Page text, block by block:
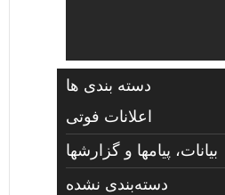
دسته بندی ها
اعلانات فوتی
بیانات، پیامها و گزارشها
دسته‌بندی نشده